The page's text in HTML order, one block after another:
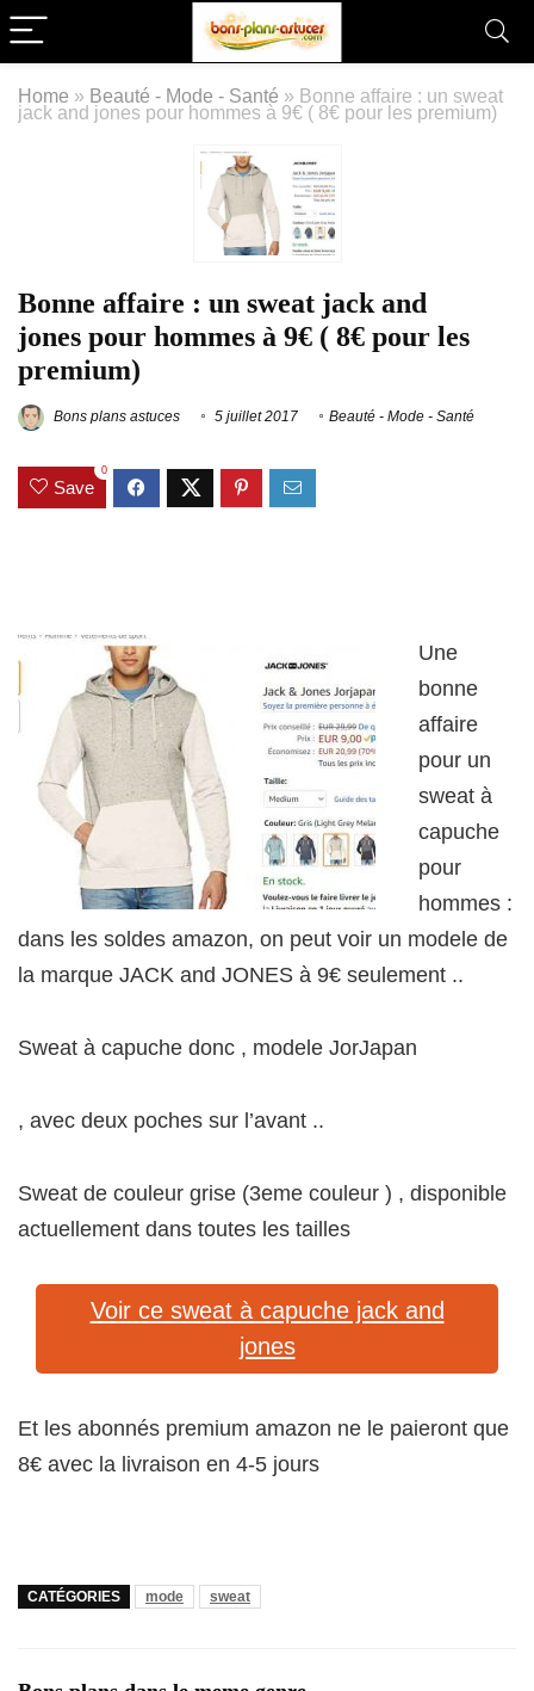
Home » Beauté - Mode - Santé » Bonne affaire : un sweat
jack and jones pour hommes à 9€ ( 8€ pour les premium)
Bonne affaire : un sweat jack and
jones pour hommes à 9€ ( 8€ pour les
premium)
Bons plans astuces 5 juillet 2017 Beauté - Mode - Santé
Save
0
Une
bonne
affaire
pour un
sweat à
capuche
pour
hommes :
dans les soldes amazon, on peut voir un modele de
la marque JACK and JONES à 9€ seulement ..
Sweat à capuche donc , modele JorJapan
, avec deux poches sur l’avant ..
Sweat de couleur grise (3eme couleur ) , disponible
actuellement dans toutes les tailles
Voir ce sweat à capuche jack and
jones
Et les abonnés premium amazon ne le paieront que
8€ avec la livraison en 4-5 jours
CATÉGORIES mode sweat